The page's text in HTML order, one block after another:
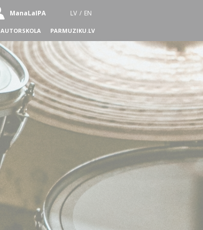
ManaLaIPA LV / EN
AUTORSKOLA PARMUZIKU.LV